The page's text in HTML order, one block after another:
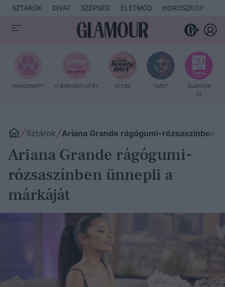
SZTÁROK DIVAT SZÉPSÉG ÉLETMÓD HOROSZKÓP
MANCSPARTY NYEREMÉNYJÁTÉK SYOSS TAROT
GLAMOUR
20
Sztárok Ariana Grande rágógumi-rózsaszínben
Ariana Grande rágógumi-
rózsaszínben ünnepli a
márkáját